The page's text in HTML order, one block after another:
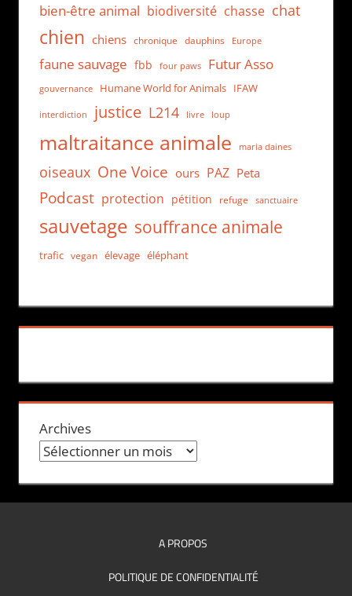
bien-être animal biodiversité chasse chat
chien chiens chronique dauphins Europe
faune sauvage fbb four paws Futur Asso
gouvernance Humane World for Animals IFAW
interdiction justice L214 livre loup
maltraitance animale maria daines
oiseaux One Voice ours PAZ Peta
Podcast protection pétition refuge sanctuaire
sauvetage souffrance animale
trafic vegan élevage éléphant
Archives
A PROPOS
POLITIQUE DE CONFIDENTIALITÉ